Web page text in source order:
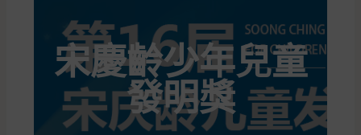
宋慶齡少年兒童
發明獎